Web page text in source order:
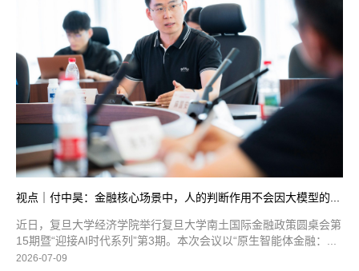
视点｜付中昊：金融核心场景中，人的判断作用不会因大模型的...
近日，复旦大学经济学院举行复旦大学南土国际金融政策圆桌会第
15期暨“迎接AI时代系列”第3期。本次会议以“原生智能体金融：...
2026-07-09